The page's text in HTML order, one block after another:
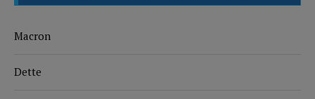
Macron
Dette